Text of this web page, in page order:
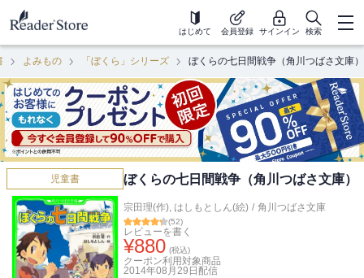
はじめて 会員登録 サインイン 検索
よみもの 「ぼくら」シリーズ ぼくらの七日間戦争（角川つばさ文庫）
児童書 ぼくらの七日間戦争（角川つばさ文庫）
宗田理(作), はしもとしん(絵) / 角川つばさ文庫
(52)
レビューを書く
¥880 (税込)
クーポン利用対象商品
2014年08月29日 配信